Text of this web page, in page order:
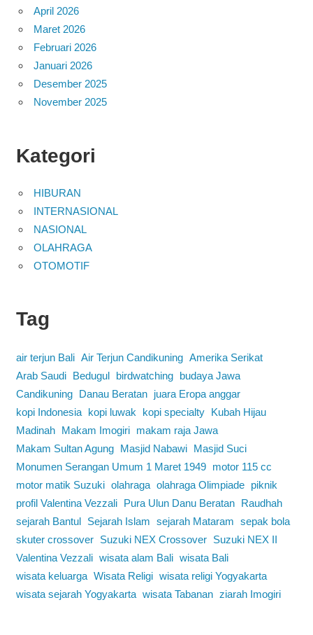
April 2026
Maret 2026
Februari 2026
Januari 2026
Desember 2025
November 2025
Kategori
HIBURAN
INTERNASIONAL
NASIONAL
OLAHRAGA
OTOMOTIF
Tag
air terjun Bali Air Terjun Candikuning Amerika Serikat
Arab Saudi
Bedugul birdwatching
budaya Jawa
Candikuning
Danau Beratan
juara Eropa anggar
kopi Indonesia
kopi luwak kopi specialty
Kubah Hijau
Madinah
Makam Imogiri
makam raja Jawa
Makam Sultan Agung
Masjid Nabawi
Masjid Suci
Monumen Serangan Umum 1 Maret 1949
motor 115 cc
motor matik Suzuki olahraga olahraga Olimpiade
piknik
profil Valentina Vezzali
Pura Ulun Danu Beratan
Raudhah
sejarah Bantul
Sejarah Islam sejarah Mataram sepak bola
skuter crossover
Suzuki NEX Crossover
Suzuki NEX II
Valentina Vezzali wisata alam Bali wisata Bali
wisata keluarga Wisata Religi wisata religi Yogyakarta
wisata sejarah Yogyakarta wisata Tabanan ziarah Imogiri